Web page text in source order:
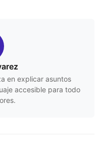
en explicar asuntos
accesible para todo